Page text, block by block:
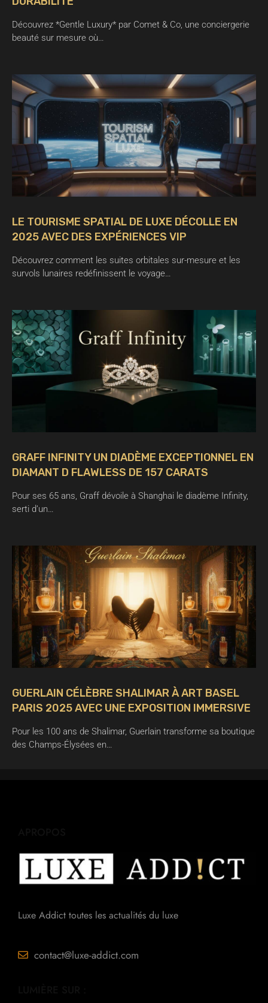
Découvrez *Gentle Luxury* par Comet & Co, une conciergerie
beauté sur mesure où…
LE TOURISME SPATIAL DE LUXE DÉCOLLE EN
2025 AVEC DES EXPÉRIENCES VIP
Découvrez comment les suites orbitales sur-mesure et les
survols lunaires redéfinissent le voyage…
GRAFF INFINITY UN DIADÈME EXCEPTIONNEL EN
DIAMANT D FLAWLESS DE 157 CARATS
Pour ses 65 ans, Graff dévoile à Shanghai le diadème Infinity,
serti d’un…
GUERLAIN CÉLÈBRE SHALIMAR À ART BASEL
PARIS 2025 AVEC UNE EXPOSITION IMMERSIVE
Pour les 100 ans de Shalimar, Guerlain transforme sa boutique
des Champs-Élysées en…
Luxe Addict toutes les actualités du luxe
contact@luxe-addict.com